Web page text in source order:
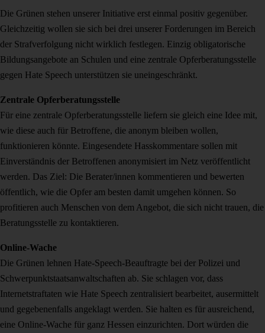
Die Grünen stehen unserer Initiative erst einmal positiv gegenüber.
Gleichzeitig wollen sie sich bei drei unserer Forderungen im Bereich
der Strafverfolgung nicht wirklich festlegen. Einzig obligatorische
Bildungsangebote an Schulen und eine zentrale Opferberatungsstelle
gegen Hate Speech unterstützen sie uneingeschränkt.
Zentrale Opferberatungsstelle
Für eine zentrale Opferberatungsstelle liefern sie gleich eine Idee mit,
wie diese auch für Betroffene, die anonym bleiben wollen,
funktionieren könnte. Eingesendete Hasskommentare sollen mit
Einverständnis der Betroffenen anonymisiert im Netz veröffentlicht
werden. Das Ziel: Die Berater/innen kommentieren und bewerten
öffentlich, wie die Opfer am besten damit umgehen können. So
profitieren auch Menschen von dem Angebot, die sich nicht trauen, die
Beratungsstelle zu kontaktieren.
Online-Wache
Die Grünen lehnen Hate-Speech-Beauftragte bei der Polizei und
Schwerpunktstaatsanwaltschaften ab. Sie schlagen vor, dass
Internetstraftaten wie Hate Speech zentralisiert bearbeitet, ausermittelt
und gegebenenfalls angeklagt werden. Sie halten es für ausreichend,
eine Online-Wache für ganz Hessen einzurichten. Dort würden die